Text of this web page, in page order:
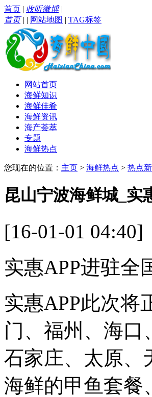
首页 | 收听微博|
首页| | 网站地图 | TAG标签
网站首页
海鲜知识
海鲜佳肴
海鲜资讯
海产荟萃
专题
海鲜热点
您现在的位置： 主页 > 海鲜热点 > 热点
昆山宁波海鲜城_实
[16-01-01
实惠APP进驻全
实惠APP此次将
门、福州、海口
石家庄、太原、
海鲜的甲鱼套餐